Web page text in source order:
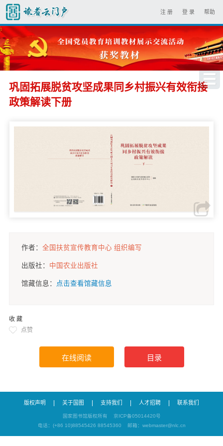
帮助
登 录
注 册
巩固拓展脱贫攻坚成果同乡村振兴有效衔接
政策解读下册
作者： 全国扶贫宣传教育中心 组织编写
出版社： 中国农业出版社
馆藏信息： 点击查看馆藏信息
收 藏
点赞
版权声明 关于国图 支持我们 人才招聘 联系我们
国家图书馆版权所有
京ICP备05014420号
电话：(+86 10)88545426 88545360
邮箱：webmaster@nlc.cn